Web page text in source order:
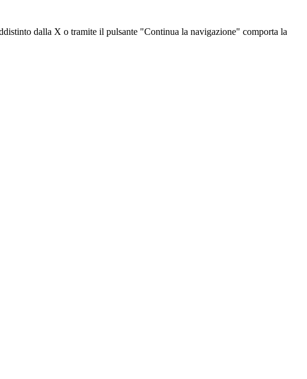
dalla X o tramite il pulsante "Continua la navigazione" comporta la